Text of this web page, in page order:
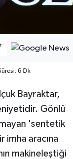
6 Dk
Bayraktar,
Gönlü
'sentetik
imha aracına
makineleştiği